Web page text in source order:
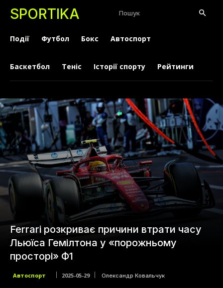
SPORTIKA Пошук
Події Футбол Бокс Автоспорт
Баскетбол Теніс Історії спорту Рейтинги
Ferrari розкриває причини втрати часу
Льюїса Гемілтона у «порожньому
просторі» Ф1
Автоспорт 2025-05-29 Олександр Ковальчук